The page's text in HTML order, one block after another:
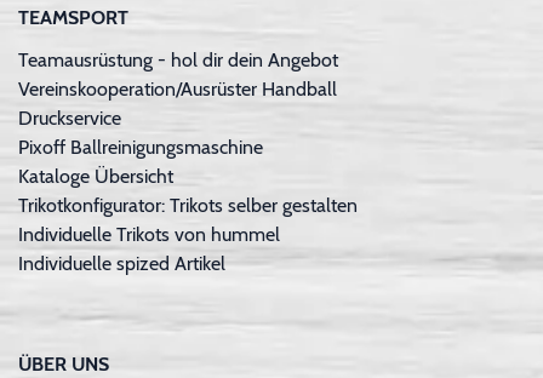
TEAMSPORT
Teamausrüstung - hol dir dein Angebot
Vereinskooperation/Ausrüster Handball
Druckservice
Pixoff Ballreinigungsmaschine
Kataloge Übersicht
Trikotkonfigurator: Trikots selber gestalten
Individuelle Trikots von hummel
Individuelle spized Artikel
ÜBER UNS